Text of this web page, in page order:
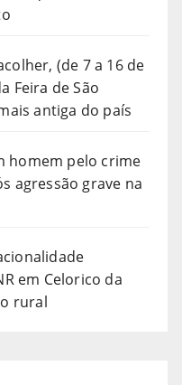
(de 7 a 16 de
Feira de São
antiga do país
homem pelo crime
agressão grave na
em Celorico da
rural